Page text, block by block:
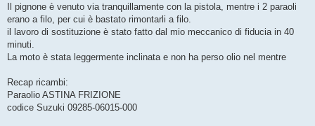
a
g
i
o
Il pignone è venuto via tranquillamente con la pistola, mentre i 2 paraoli
erano a filo, per cui è bastato rimontarli a filo.
il lavoro di sostituzione è stato fatto dal mio meccanico di fiducia in 40
minuti.
La moto è stata leggermente inclinata e non ha perso olio nel mentre
Recap ricambi:
Paraolio ASTINA FRIZIONE
codice Suzuki 09285-06015-000